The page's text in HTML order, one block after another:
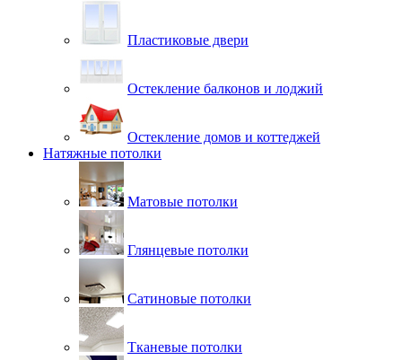
Пластиковые двери
Остекление балконов и лоджий
Остекление домов и коттеджей
Натяжные потолки
Матовые потолки
Глянцевые потолки
Сатиновые потолки
Тканевые потолки